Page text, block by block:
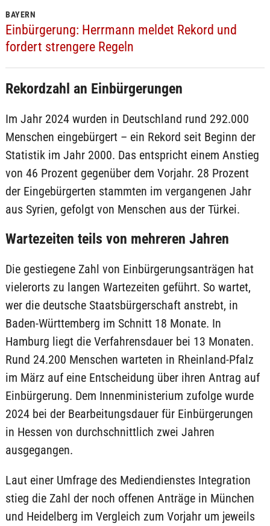
BAYERN
Einbürgerung: Herrmann meldet Rekord und
fordert strengere Regeln
Rekordzahl an Einbürgerungen
Im Jahr 2024 wurden in Deutschland rund 292.000
Menschen eingebürgert – ein Rekord seit Beginn der
Statistik im Jahr 2000. Das entspricht einem Anstieg
von 46 Prozent gegenüber dem Vorjahr. 28 Prozent
der Eingebürgerten stammten im vergangenen Jahr
aus Syrien, gefolgt von Menschen aus der Türkei.
Wartezeiten teils von mehreren Jahren
Die gestiegene Zahl von Einbürgerungsanträgen hat
vielerorts zu langen Wartezeiten geführt. So wartet,
wer die deutsche Staatsbürgerschaft anstrebt, in
Baden-Württemberg im Schnitt 18 Monate. In
Hamburg liegt die Verfahrensdauer bei 13 Monaten.
Rund 24.200 Menschen warteten in Rheinland-Pfalz
im März auf eine Entscheidung über ihren Antrag auf
Einbürgerung. Dem Innenministerium zufolge wurde
2024 bei der Bearbeitungsdauer für Einbürgerungen
in Hessen von durchschnittlich zwei Jahren
ausgegangen.
Laut einer Umfrage des Mediendienstes Integration
stieg die Zahl der noch offenen Anträge in München
und Heidelberg im Vergleich zum Vorjahr um jeweils